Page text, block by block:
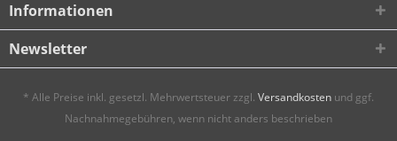
Informationen
Newsletter
* Alle Preise inkl. gesetzl. Mehrwertsteuer zzgl. Versandkosten und ggf.
Nachnahmegebühren, wenn nicht anders beschrieben